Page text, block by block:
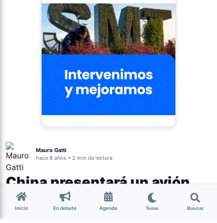
Mauro Gatti
hace 8 años • 2 min de lectura
China presentará un avión
que unirá Pekín y Nueva York
en dos horas
Inicio En debate Agenda Tema Buscar